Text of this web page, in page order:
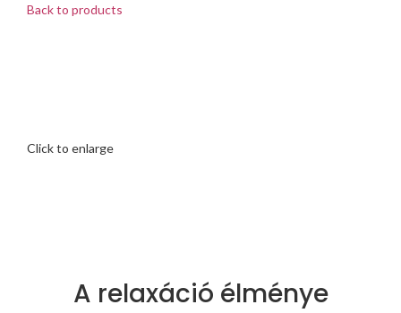
Back to products
Click to enlarge
A relaxáció élménye